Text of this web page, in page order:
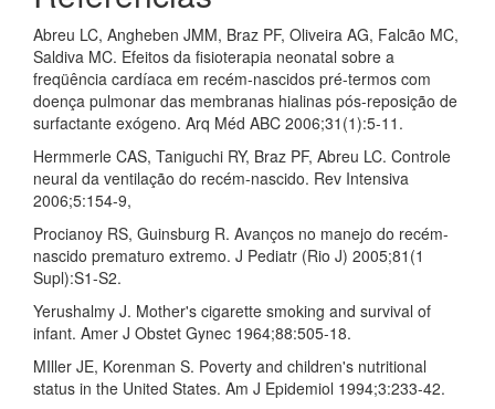
Abreu LC, Angheben JMM, Braz PF, Oliveira AG, Falcão MC,
Saldiva MC. Efeitos da fisioterapia neonatal sobre a
freqüência cardíaca em recém-nascidos pré-termos com
doença pulmonar das membranas hialinas pós-reposição de
surfactante exógeno. Arq Méd ABC 2006;31(1):5-11.
Hermmerle CAS, Taniguchi RY, Braz PF, Abreu LC. Controle
neural da ventilação do recém-nascido. Rev Intensiva
2006;5:154-9,
Procianoy RS, Guinsburg R. Avanços no manejo do recém-
nascido prematuro extremo. J Pediatr (Rio J) 2005;81(1
Supl):S1-S2.
Yerushalmy J. Mother's cigarette smoking and survival of
infant. Amer J Obstet Gynec 1964;88:505-18.
MIller JE, Korenman S. Poverty and children's nutritional
status in the United States. Am J Epidemiol 1994;3:233-42.